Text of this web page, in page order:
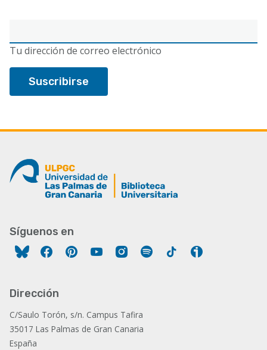
electrónico
Tu dirección de correo electrónico
Síguenos en
FacebookPinterestYouTubeInstagram
Spotify Tiktok
Dirección
C/Saulo Torón, s/n. Campus Tafira
35017 Las Palmas de Gran Canaria
España